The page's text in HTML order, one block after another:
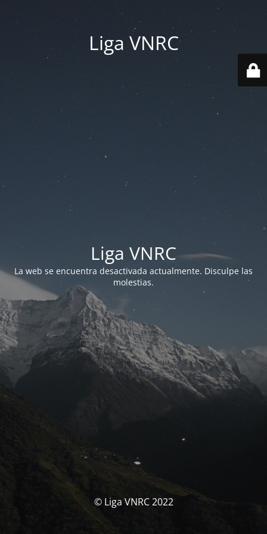
Liga VNRC
Liga VNRC
La web se encuentra desactivada actualmente. Disculpe las
molestias.
© Liga VNRC 2022